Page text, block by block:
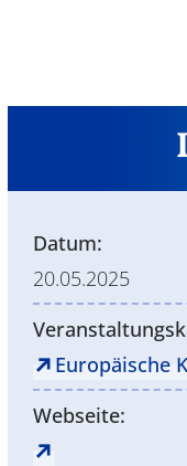
Datum:
20.05.2025
Europäische
Webseite: